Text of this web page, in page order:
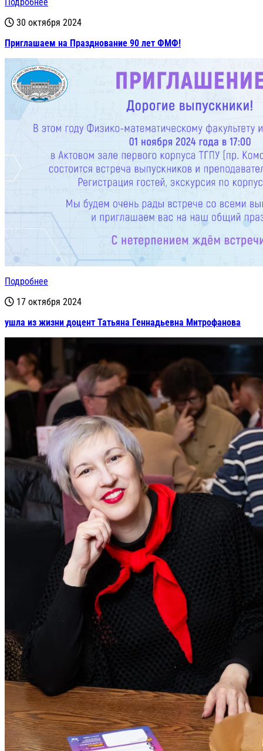
30 октября 2024
Приглашаем на Празднование 90 лет ФМФ!
Подробнее
17 октября 2024
ушла из жизни доцент Татьяна Геннадьевна Митрофанова